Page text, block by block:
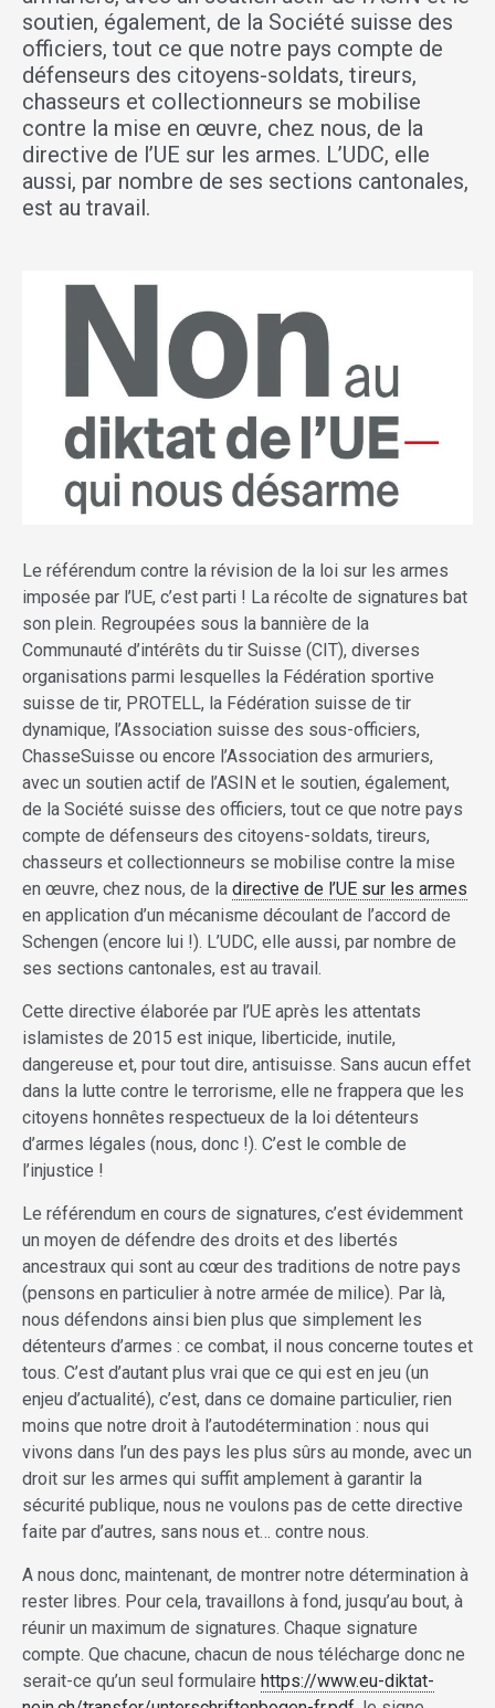
soutien, également, de la Société suisse des
officiers, tout ce que notre pays compte de
défenseurs des citoyens-soldats, tireurs,
chasseurs et collectionneurs se mobilise
contre la mise en œuvre, chez nous, de la
directive de l’UE sur les armes. L’UDC, elle
aussi, par nombre de ses sections cantonales,
est au travail.
Le référendum contre la révi­sion de la loi sur les armes
imposée par l’UE, c’est parti ! La récolte de signatures bat
son ­plein. Regroupées sous la bannière de la
Communauté d’intérêts du tir Suisse (CIT), diverses
organisations parmi lesquelles la Fédération sportive
suisse de tir, PROTELL, la Fédération suisse de tir
dynamique, l’Association suisse des sous-officiers,
ChasseSuisse ou encore l’Association des armuriers,
avec un soutien actif de l’ASIN et le soutien, également,
de la Société suisse des officiers, tout ce que notre pays
compte de défenseurs des citoyens-soldats, tireurs,
chasseurs et collectionneurs se mobilise contre la mise
en œuvre, chez nous, de la directive de l’UE sur les armes
en application d’un mécanisme découlant de l’accord de
Schengen (encore lui !). L’UDC, elle aussi, par nombre de
ses sections cantonales, est au travail.
Cette directive élaborée par l’UE après les attentats
islamistes de 2015 est inique, liberticide, inutile,
dangereuse et, pour tout dire, antisuisse. Sans aucun effet
dans la lutte contre le terrorisme, elle ne frappera que les
citoyens honnêtes respectueux de la loi détenteurs
d’armes légales (nous, donc !). C’est le comble de
l’injustice !
Le référendum en cours de signatures, c’est évidemment
un moyen de défendre des droits et des libertés
ancestraux qui sont au cœur des traditions de notre pays
(pensons en particulier à notre armée de milice). Par là,
nous défendons ainsi bien plus que simplement les
détenteurs d’armes : ce combat, il nous concerne toutes et
tous. C’est d’autant plus vrai que ce qui est en jeu (un
enjeu d’actualité), c’est, dans ce domaine particulier, rien
moins que notre droit à l’autodétermina­­­tion :­­ ­nous qui
vivons dans l’un des pays les plus sûrs au monde, avec un
droit sur les armes qui suffit amplement à garantir la
sécurité publique, nous ne voulons pas de cette directive
faite par d’autres, sans nous et… contre nous.
A nous donc, maintenant, de montrer notre détermination à
rester libres. Pour cela, travaillons à fond, jusqu’au bout, à
réunir un maximum de signatures. Chaque signature
compte. Que chacune, chacun de nous télécharge donc ne
serait-ce qu’un seul formulaire https://www.eu-diktat-